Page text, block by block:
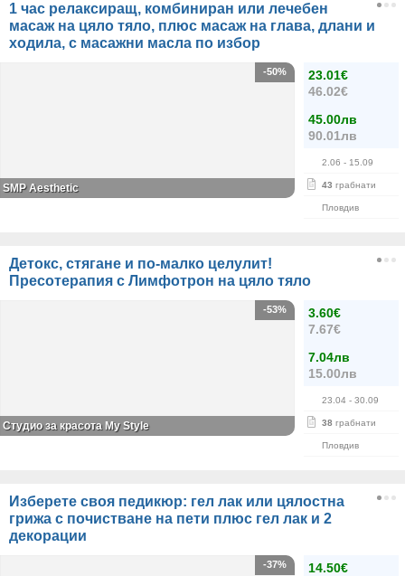
1 час релаксиращ, комбиниран или лечебен
масаж на цяло тяло, плюс масаж на глава, длани и
ходила, с масажни масла по избор
23.01€
46.02€
45.00лв
90.01лв
2.06 - 15.09
43 грабнати
Пловдив
-50%
SMP Aesthetic
Детокс, стягане и по-малко целулит!
Пресотерапия с Лимфотрон на цяло тяло
3.60€
7.67€
7.04лв
15.00лв
23.04 - 30.09
38 грабнати
Пловдив
-53%
Студио за красота My Style
Изберете своя педикюр: гел лак или цялостна
грижа с почистване на пети плюс гел лак и 2
декорации
14.50€
-37%